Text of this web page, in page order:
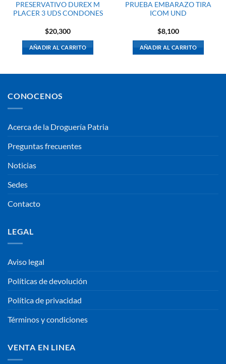
PRESERVATIVO DUREX M
PLACER 3 UDS CONDONES
$20,300
AÑADIR AL CARRITO
PRUEBA EMBARAZO TIRA
ICOM UND
$8,100
AÑADIR AL CARRITO
CONOCENOS
Acerca de la Droguería Patria
Preguntas frecuentes
Noticias
Sedes
Contacto
LEGAL
Aviso legal
Políticas de devolución
Política de privacidad
Términos y condiciones
VENTA EN LINEA